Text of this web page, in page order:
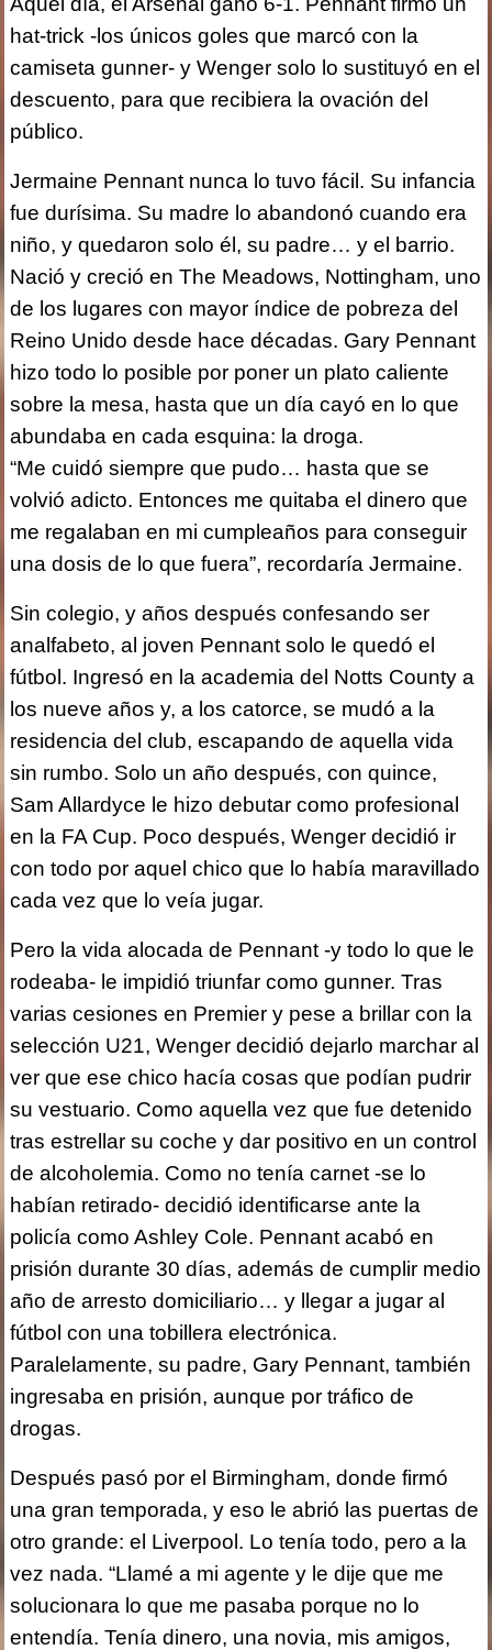
hat-trick -los únicos goles que marcó con la
camiseta gunner- y Wenger solo lo sustituyó en el
descuento, para que recibiera la ovación del
público.
Jermaine Pennant nunca lo tuvo fácil. Su infancia
fue durísima. Su madre lo abandonó cuando era
niño, y quedaron solo él, su padre… y el barrio.
Nació y creció en The Meadows, Nottingham, uno
de los lugares con mayor índice de pobreza del
Reino Unido desde hace décadas. Gary Pennant
hizo todo lo posible por poner un plato caliente
sobre la mesa, hasta que un día cayó en lo que
abundaba en cada esquina: la droga.
“Me cuidó siempre que pudo… hasta que se
volvió adicto. Entonces me quitaba el dinero que
me regalaban en mi cumpleaños para conseguir
una dosis de lo que fuera”, recordaría Jermaine.
Sin colegio, y años después confesando ser
analfabeto, al joven Pennant solo le quedó el
fútbol. Ingresó en la academia del Notts County a
los nueve años y, a los catorce, se mudó a la
residencia del club, escapando de aquella vida
sin rumbo. Solo un año después, con quince,
Sam Allardyce le hizo debutar como profesional
en la FA Cup. Poco después, Wenger decidió ir
con todo por aquel chico que lo había maravillado
cada vez que lo veía jugar.
Pero la vida alocada de Pennant -y todo lo que le
rodeaba- le impidió triunfar como gunner. Tras
varias cesiones en Premier y pese a brillar con la
selección U21, Wenger decidió dejarlo marchar al
ver que ese chico hacía cosas que podían pudrir
su vestuario. Como aquella vez que fue detenido
tras estrellar su coche y dar positivo en un control
de alcoholemia. Como no tenía carnet -se lo
habían retirado- decidió identificarse ante la
policía como Ashley Cole. Pennant acabó en
prisión durante 30 días, además de cumplir medio
año de arresto domiciliario… y llegar a jugar al
fútbol con una tobillera electrónica.
Paralelamente, su padre, Gary Pennant, también
ingresaba en prisión, aunque por tráfico de
drogas.
Después pasó por el Birmingham, donde firmó
una gran temporada, y eso le abrió las puertas de
otro grande: el Liverpool. Lo tenía todo, pero a la
vez nada. “Llamé a mi agente y le dije que me
solucionara lo que me pasaba porque no lo
entendía. Tenía dinero, una novia, mis amigos,